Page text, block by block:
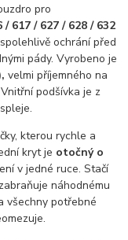
pro
617 / 627 / 628 / 632
ochrání před
pády. Vyrobeno je
velmi příjemného na
podšívka je z
kterou rychle a
kryt je otočný o
v jedné ruce. Stačí
náhodnému
všechny potřebné